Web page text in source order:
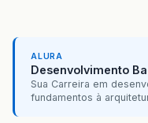
ALURA
Desenvolvimento
Sua Carreira em
fundamentos à